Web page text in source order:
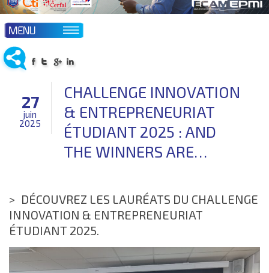
L’ÉCOLE
FORMATIONS
▼
RECHERCHE ▼
ENTREPRISE
CONTACTS
ABOUT ECAM-EPMI
27
juin
2025
CHALLENGE INNOVATION
& ENTREPRENEURIAT
ÉTUDIANT 2025 : AND
THE WINNERS ARE…
DÉCOUVREZ LES LAURÉATS DU CHALLENGE
INNOVATION & ENTREPRENEURIAT
ÉTUDIANT 2025.